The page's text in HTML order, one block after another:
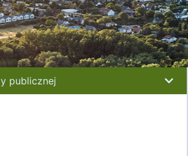
publicznej